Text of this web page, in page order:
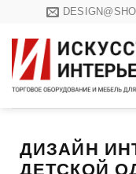
content
ДИЗАЙН
ДЕТСКОЙ